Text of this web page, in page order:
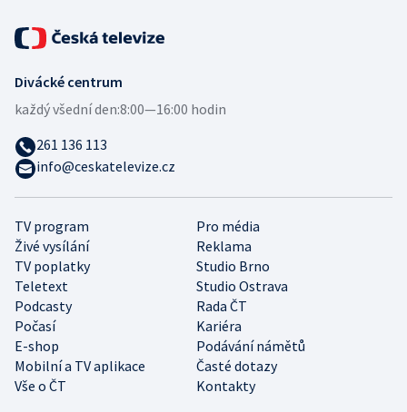
TV program
Pro média
Živé vysílání
Reklama
TV poplatky
Studio Brno
Teletext
Studio Ostrava
Podcasty
Rada ČT
Počasí
Kariéra
E-shop
Podávání námětů
Mobilní a TV aplikace
Časté dotazy
Vše o ČT
Kontakty
Divácké centrum
každý všední den:8:00—16:00 hodin
261 136 113
info@ceskatelevize.cz